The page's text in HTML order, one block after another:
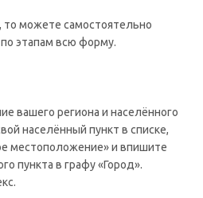
можете самостоятельно
этапам всю форму.
вашего региона и населённого
населённый пункт в списке,
местоположение» и впишите
пункта в графу «Город».